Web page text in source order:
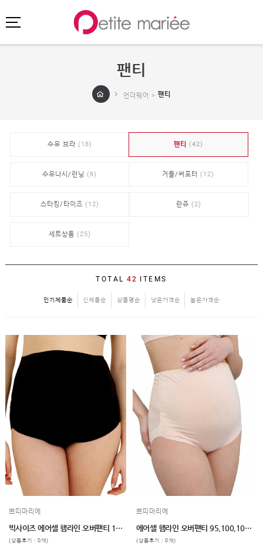
팬티
언더웨어 > 팬티
수유 브라 (18) 팬티 (42)
수유나시/런닝 (8) 거들/써포터 (12)
스타킹/타이즈 (12) 란쥬 (2)
세트상품 (25)
TOTAL 42 ITEMS
인기제품순 신제품순 상품명순 낮은가격순 높은가격순
쁘띠마리에
빅사이즈 에어셀 햄라인 오버팬티 110,120 2color
(상품후기 : 0개)
쁘띠마리에
에어셀 햄라인 오버팬티 95,100,105 2color
(상품후기 : 0개)
SHOPPING
SPECIAL
NEW
클리어런스
언더웨어
수유
타이즈
보호대
임부복